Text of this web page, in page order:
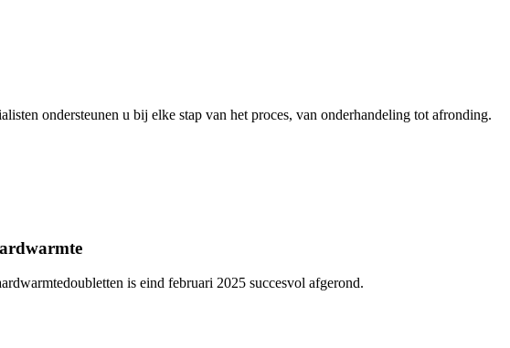
ondersteunen u bij elke stap van het proces, van onderhandeling tot afronding.
is eind februari 2025 succesvol afgerond.